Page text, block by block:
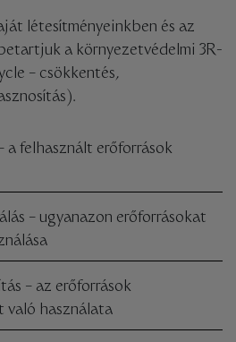
létesítményeinkben és az
a környezetvédelmi 3R-
– csökkentés,
a felhasznált erőforrások
– ugyanazon erőforrásokat
– az erőforrások
való használata